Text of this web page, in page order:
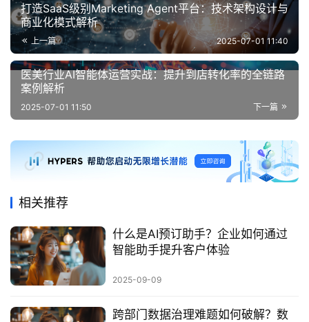
打造SaaS级别Marketing Agent平台：技术架构设计与
商业化模式解析
上一篇 2025-07-01 11:40
医美行业AI智能体运营实战：提升到店转化率的全链路
案例解析
下一篇
2025-07-01 11:50
相关推荐
什么是AI预订助手？企业如何通过
智能助手提升客户体验
2025-09-09
跨部门数据治理难题如何破解？数